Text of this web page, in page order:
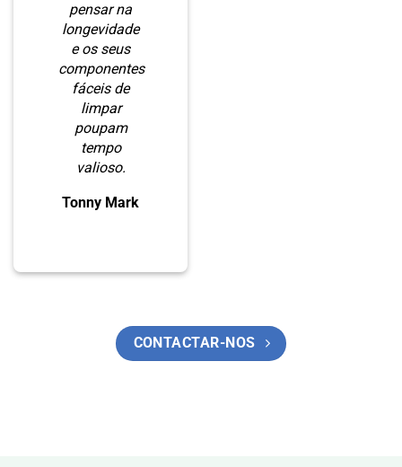
pensar na
longevidade
e os seus
componentes
fáceis de
limpar
poupam
tempo
valioso.
Tonny Mark
CONTACTAR-NOS